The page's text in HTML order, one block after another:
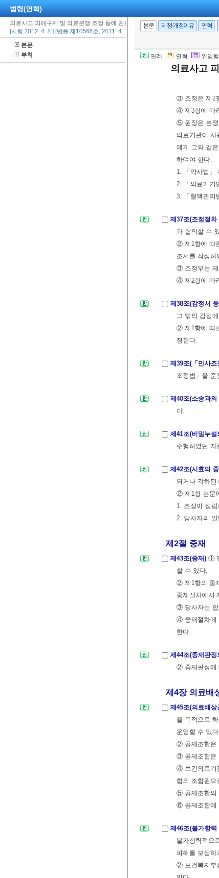
법령(연혁)
의료사고 피해구제 및 의료분쟁 조정 등에 관한 법률
[시행 2012. 4. 8.] [법률 제10566호, 2011. 4. 7., 제정]
본문
부칙
본문 제정·개정이유 연혁
판례 연혁 위임
의료사고
을 고려하여
제36조(조정결
일 이내에 신
② 제1항에 따
③ 조정은 제2
④ 제3항에 따
⑤ 원장은 분쟁
의료기관이
에게 그와 같
하여야 한다.
1. 「약사법」
2. 「의료기기
3. 「혈액관리
제37조(조정절
과 합의할 수
② 제1항에 따
조서를 작성하
③ 조정부는 제
④ 제2항에 따
제38조(감정서
그 밖의 감정
② 제1항에 따
정한다.
제39조(「민사
조정법」을 준
제40조(소송과
다.
제41조(비밀누
수행하였던
제42조(시효의
되거나 각하된
② 제1항 본문
1. 조정이 성
2. 당사자의
제2절 중재
제43조(중재) ①
할 수 있다.
② 제1항의 중
중재절차에서
③ 당사자는 합
④ 중재절차에
한다.
제44조(중재판
② 중재판정에
제4장 의료배상
제45조(의료배
을 목적으로
운영할 수 있
② 공제조합은
③ 공제조합은
④ 보건의료기
합의 조합원
⑤ 공제조합의
⑥ 공제조합에
제46조(불가항
불가항력적으
피해를 보상하
② 보건복지부